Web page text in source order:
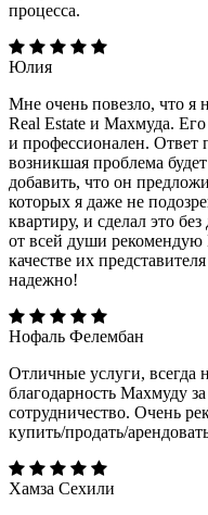
процесса.
Юлия
Мне очень повезло, что я
Real Estate и Махмуда.
и профессионален. Ответ
возникшая проблема
добавить, что он
которых я даже не
квартиру, и сделал это
от всей души рекомендую
качестве их
надежно!
Нофаль Фелембан
Отличные услуги, всегда
благодарность Махмуду
сотрудничество. Очень
купить/продать/
Хамза Сехили